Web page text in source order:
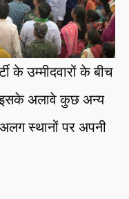
के उम्मीदवारों के बीच
इसके अलावे कुछ अन्य
स्थानों पर अपनी